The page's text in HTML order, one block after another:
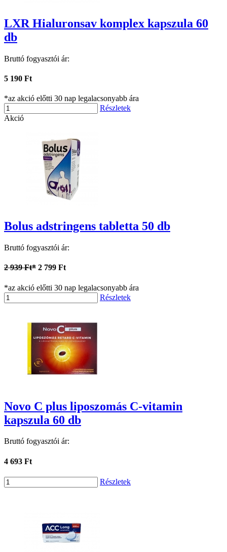
LXR Hialuronsav komplex kapszula 60
db
Bruttó fogyasztói ár:
5 190 Ft
*az akció előtti 30 nap legalacsonyabb ára
Részletek
Akció
Bolus adstringens tabletta 50 db
Bruttó fogyasztói ár:
2 939 Ft* 2 799 Ft
*az akció előtti 30 nap legalacsonyabb ára
Részletek
Novo C plus liposzomás C-vitamin
kapszula 60 db
Bruttó fogyasztói ár:
4 693 Ft
Részletek